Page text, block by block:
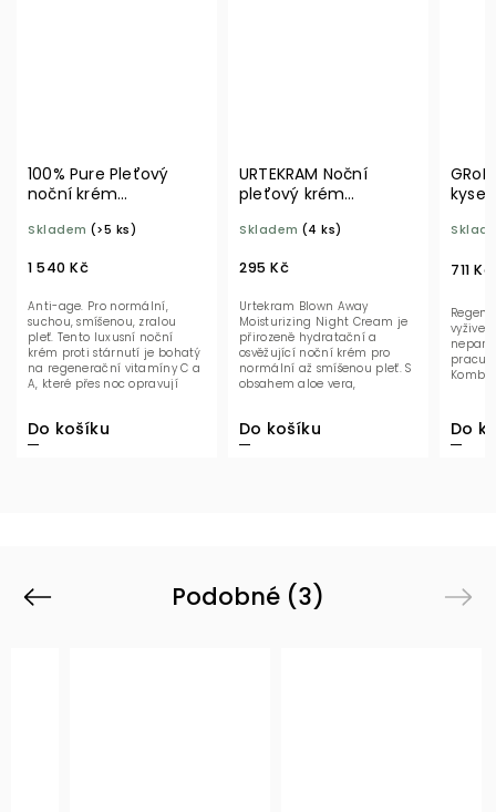
100% Pure Pleťový
noční krém
antioxidanty 42,5 g
Skladem (>5 ks)
1 540 Kč
Do košíku
Anti-age. Pro normální,
suchou, smíšenou, zralou
pleť. Tento luxusní noční
krém proti stárnutí je bohatý
na regenerační vitamíny C a
A, které přes noc opravují
URTEKRAM Noční
pleťový krém
BIO
Skladem (4 ks)
295 Kč
Do košíku
Urtekram Blown Away
Moisturizing Night Cream je
přirozeně hydratační a
osvěžující noční krém pro
normální až smíšenou pleť. S
obsahem aloe vera,
BIO
711 Kč
Do
Podobné (3)
Previous Next